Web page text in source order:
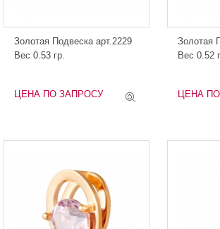
Золотая Подвеска арт.2229
Вес 0.53 гр.
ЦЕНА ПО ЗАПРОСУ
Золотая
Вес 0.52
ЦЕНА